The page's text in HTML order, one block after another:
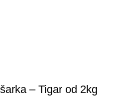
– Tigar od 2kg